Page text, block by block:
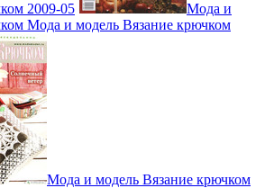
2009-05
Мода и
Мода и модель Вязание крючком
Мода и модель Вязание крючком